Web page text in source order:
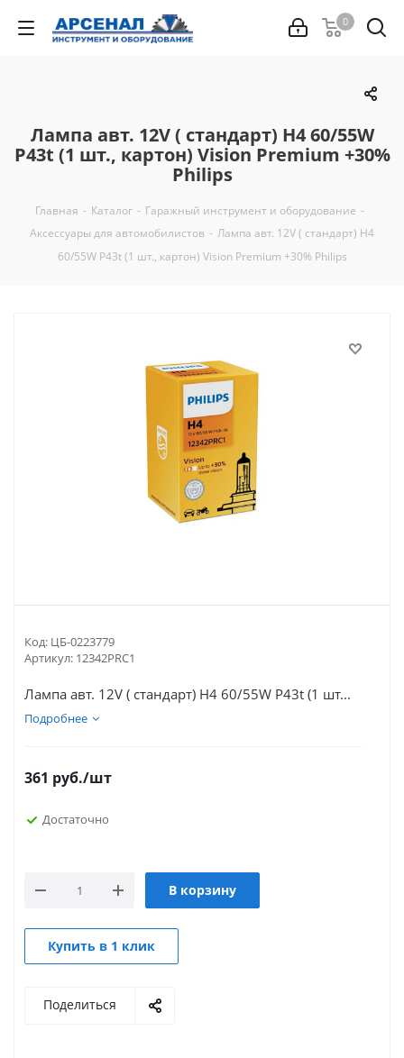
0
Лампа авт. 12V ( cтандарт) H4 60/55W
P43t (1 шт., картон) Vision Premium +30%
Philips
Главная - Каталог - Гаражный инструмент и оборудование -
Аксессуары для автомобилистов - Лампа авт. 12V ( cтандарт) H4
60/55W P43t (1 шт., картон) Vision Premium +30% Philips
Код: ЦБ-0223779
Артикул: 12342PRC1
Лампа авт. 12V ( cтандарт) H4 60/55W P43t (1 шт...
Подробнее
361 руб./шт
Достаточно
В корзину
Купить в 1 клик
Поделиться